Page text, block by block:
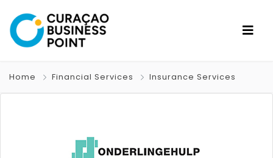
Home Financial Services Insurance Services